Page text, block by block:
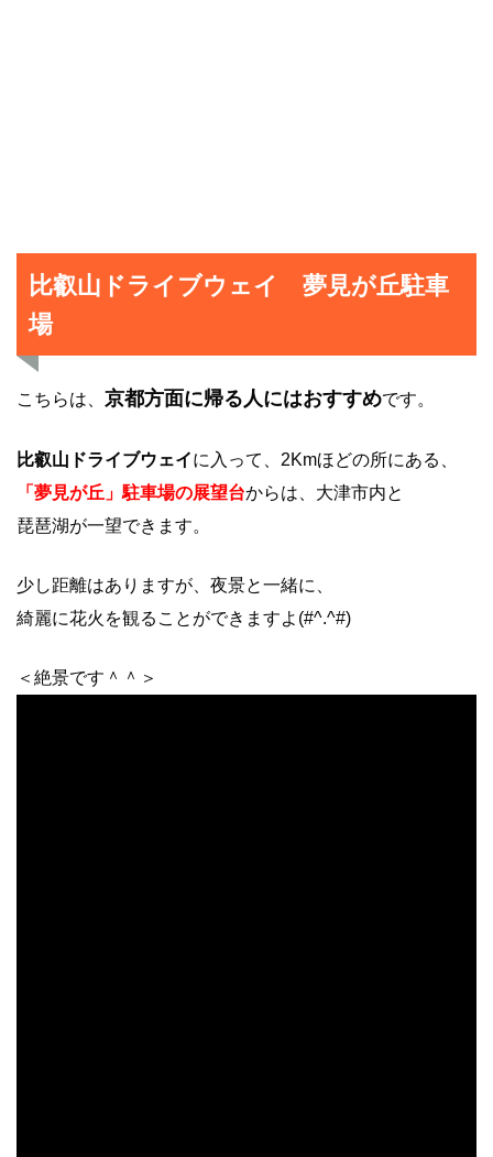
比叡山ドライブウェイ 夢見が丘駐車
場
こちらは、 京都方面に帰る人にはおすすめです。
比叡山ドライブウェイに入って、2Kmほどの所にある、
「夢見が丘」駐車場の展望台からは、大津市内と
琵琶湖が一望できます。
少し距離はありますが、夜景と一緒に、
綺麗に花火を観ることができますよ(#^.^#)
＜絶景です＾＾＞